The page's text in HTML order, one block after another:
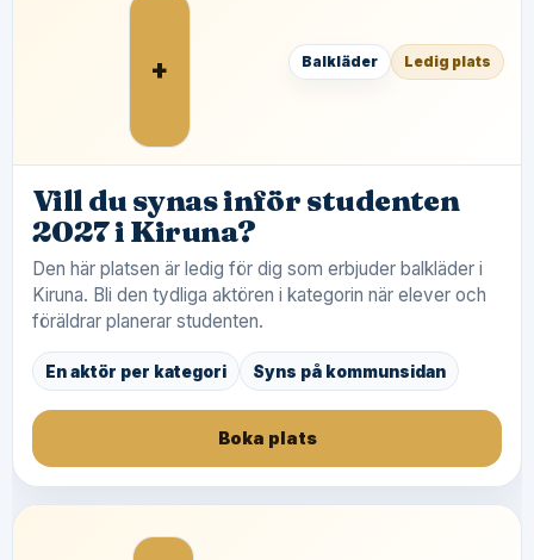
+ Balkläder Ledig plats
Vill du synas inför studenten
2027 i Kiruna?
Den här platsen är ledig för dig som erbjuder balkläder i
Kiruna. Bli den tydliga aktören i kategorin när elever och
föräldrar planerar studenten.
En aktör per kategori Syns på kommunsidan
Boka plats